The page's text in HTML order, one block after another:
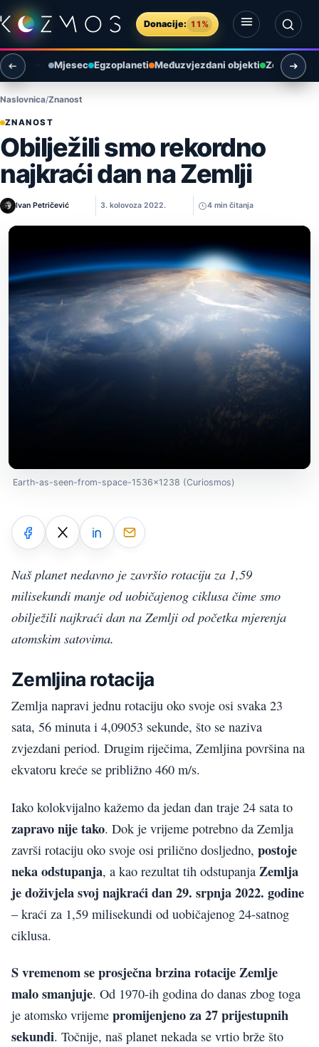
Preskoči na sadržaj
Donacije: 11%
Otvori izbornik
Otvori pretragu
Mjesec Egzoplaneti Međuzvjezdani objekti Zemlja i
Naslovnica Znanost
ZNANOST
Obilježili smo rekordno
najkraći dan na Zemlji
Ivan Petričević 3. kolovoza 2022. 4 min čitanja
Earth-as-seen-from-space-1536x1238 (Curiosmos)
Naš planet nedavno je završio rotaciju za 1,59
milisekundi manje od uobičajenog ciklusa čime smo
obilježili najkraći dan na Zemlji od početka mjerenja
atomskim satovima.
Zemljina rotacija
Zemlja napravi jednu rotaciju oko svoje osi svaka 23
sata, 56 minuta i 4,09053 sekunde, što se naziva
zvjezdani period. Drugim riječima, Zemljina površina na
ekvatoru kreće se približno 460 m/s.
Iako kolokvijalno kažemo da jedan dan traje 24 sata to
zapravo nije tako. Dok je vrijeme potrebno da Zemlja
završi rotaciju oko svoje osi prilično dosljedno, postoje
neka odstupanja, a kao rezultat tih odstupanja Zemlja
je doživjela svoj najkraći dan 29. srpnja 2022. godine
– kraći za 1,59 milisekundi od uobičajenog 24-satnog
ciklusa.
S vremenom se prosječna brzina rotacije Zemlje
malo smanjuje. Od 1970-ih godina do danas zbog toga
je atomsko vrijeme promijenjeno za 27 prijestupnih
sekundi. Točnije, naš planet nekada se vrtio brže što